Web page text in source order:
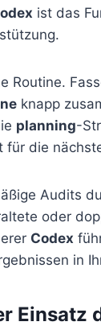
ist das
Routine.
knapp
planning-
für die
Audits
oder
Codex
in
Einsatz